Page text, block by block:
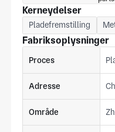
Kerneydelser
Pladefremstilling
Fabriksoplysninger
Proces
Adresse
Område